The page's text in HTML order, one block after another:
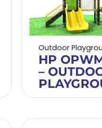
Outdoor
HP
–